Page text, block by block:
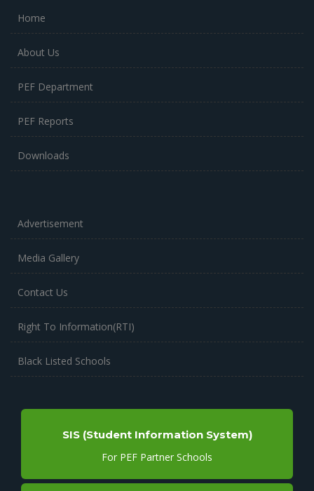
Home
About Us
PEF Department
PEF Reports
Downloads
Advertisement
Media Gallery
Contact Us
Right To Information(RTI)
Black Listed Schools
SIS (Student Information System)
For PEF Partner Schools